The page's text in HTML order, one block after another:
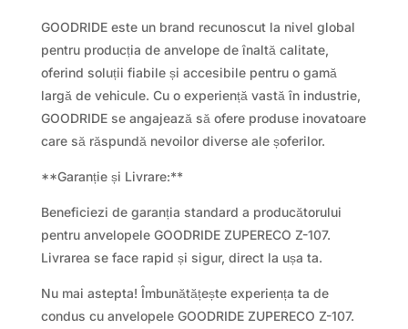
GOODRIDE este un brand recunoscut la nivel global
pentru producția de anvelope de înaltă calitate,
oferind soluții fiabile și accesibile pentru o gamă
largă de vehicule. Cu o experiență vastă în industrie,
GOODRIDE se angajează să ofere produse inovatoare
care să răspundă nevoilor diverse ale șoferilor.
**Garanție și Livrare:**
Beneficiezi de garanția standard a producătorului
pentru anvelopele GOODRIDE ZUPERECO Z-107.
Livrarea se face rapid și sigur, direct la ușa ta.
Nu mai astepta! Îmbunătățește experiența ta de
condus cu anvelopele GOODRIDE ZUPERECO Z-107.